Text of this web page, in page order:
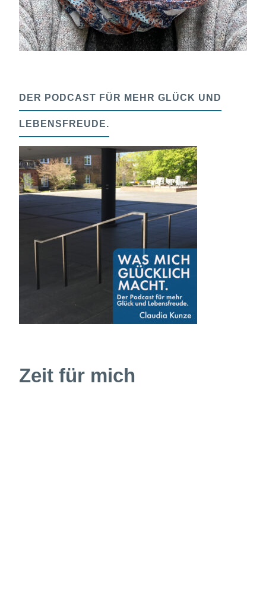
DER PODCAST FÜR MEHR GLÜCK UND
LEBENSFREUDE.
Zeit für mich